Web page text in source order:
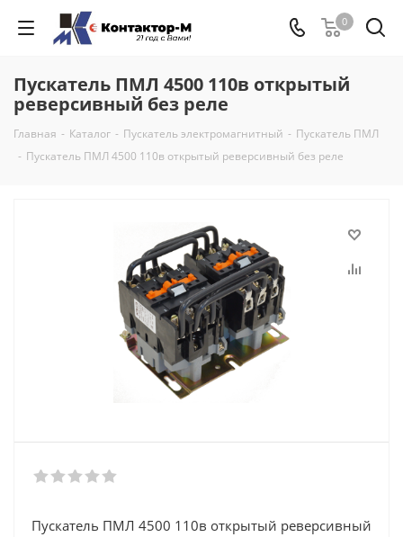
0
Пускатель ПМЛ 4500 110в открытый
реверсивный без реле
Главная - Каталог - Пускатель электромагнитный - Пускатель ПМЛ
- Пускатель ПМЛ 4500 110в открытый реверсивный без реле
Пускатель ПМЛ 4500 110в открытый реверсивный